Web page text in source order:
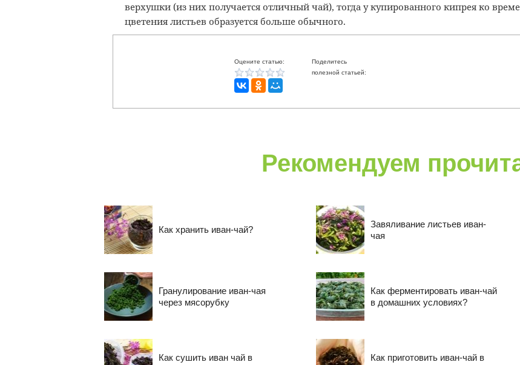
верхушки (из них получается отличный чай), тогда у купированного кипрея ко
цветения листьев образуется больше обычного.
Оцените статью:
Поделитесь
полезной статьей:
Рекомендуем
Как хранить иван-чай?
Завяливание листьев иван-
чая
Гранулирование иван-чая
через мясорубку
Как ферментировать иван-чай
в домашних условиях?
Как сушить иван чай в
Как приготовить иван-чай в